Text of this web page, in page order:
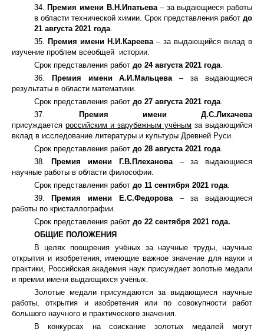
34. Премия имени В.Н.Ипатьева– за выдающиеся работы
в области технической химии. Срок представления работ до
21 августа 2021 года.
35. Премия имени Н.И.Кареева– за выдающийся вклад в
изучение проблем всеобщей истории.
Срок представления работ до 24 августа 2021 года.
36.
Премия имени А.И.Мальцева– за выдающиеся
результаты в области математики.
Срок представления работ до 27 августа 2021 года.
37.
Премия имени Д.С.Лихачева
присуждается российским и зарубежным учёным за выдающийся
вклад в исследование литературы и культуры Древней Руси.
Срок представления работдо 28 августа 2021 года.
38.
Премия имени Г.В.Плеханова – за выдающиеся
научные работы в области философии.
Срок представления работ до 11 сентября 2021 года.
39.
Премия имени Е.С.Федорова – за выдающиеся
работы по кристаллографии.
Срок представления работ до 22 сентября 2021 года.
ОБЩИЕ ПОЛОЖЕНИЯ
В целях поощрения учёных за научные труды, научные
открытия и изобретения, имеющие важное значение для науки и
практики, Российская академия наук присуждает золотые медали
и премии имени выдающихся учёных.
Золотые медали присуждаются за выдающиеся научные
работы, открытия и изобретения или по совокупности работ
большого научного и практического значения.
В конкурсах на соискание золотых медалей могут